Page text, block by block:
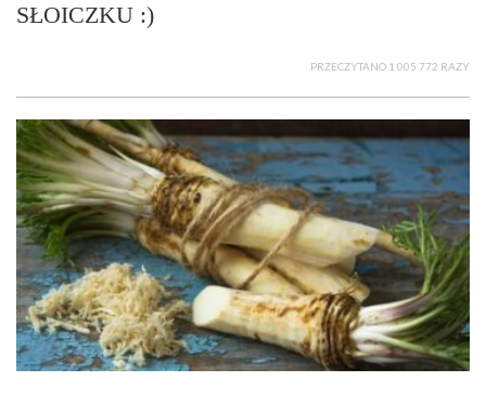
SŁOICZKU :)
PRZECZYTANO 1 005 772 RAZY